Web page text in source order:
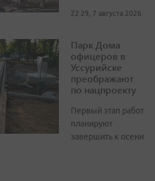
22:29, 7 августа 2026
Парк Дома
офицеров в
Уссурийске
преображают
по нацпроекту
Первый этап работ
планируют
завершить к осени